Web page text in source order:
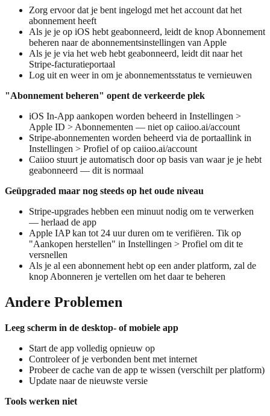
Zorg ervoor dat je bent ingelogd met het account dat het
abonnement heeft
Als je je op iOS hebt geabonneerd, leidt de knop Abonnement
beheren naar de abonnementsinstellingen van Apple
Als je je via het web hebt geabonneerd, leidt dit naar het
Stripe-facturatieportaal
Log uit en weer in om je abonnementsstatus te vernieuwen
"Abonnement beheren" opent de verkeerde plek
iOS In-App aankopen worden beheerd in Instellingen >
Apple ID > Abonnementen — niet op caiioo.ai/account
Stripe-abonnementen worden beheerd via de portaallink in
Instellingen > Profiel of op caiioo.ai/account
Caiioo stuurt je automatisch door op basis van waar je je hebt
geabonneerd — dit is normaal
Geüpgraded maar nog steeds op het oude niveau
Stripe-upgrades hebben een minuut nodig om te verwerken
— herlaad de app
Apple IAP kan tot 24 uur duren om te verifiëren. Tik op
"Aankopen herstellen" in Instellingen > Profiel om dit te
versnellen
Als je al een abonnement hebt op een ander platform, zal de
knop Abonneren je vertellen om het daar te beheren
Andere Problemen
Leeg scherm in de desktop- of mobiele app
Start de app volledig opnieuw op
Controleer of je verbonden bent met internet
Probeer de cache van de app te wissen (verschilt per platform)
Update naar de nieuwste versie
Tools werken niet